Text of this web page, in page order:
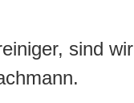
sind